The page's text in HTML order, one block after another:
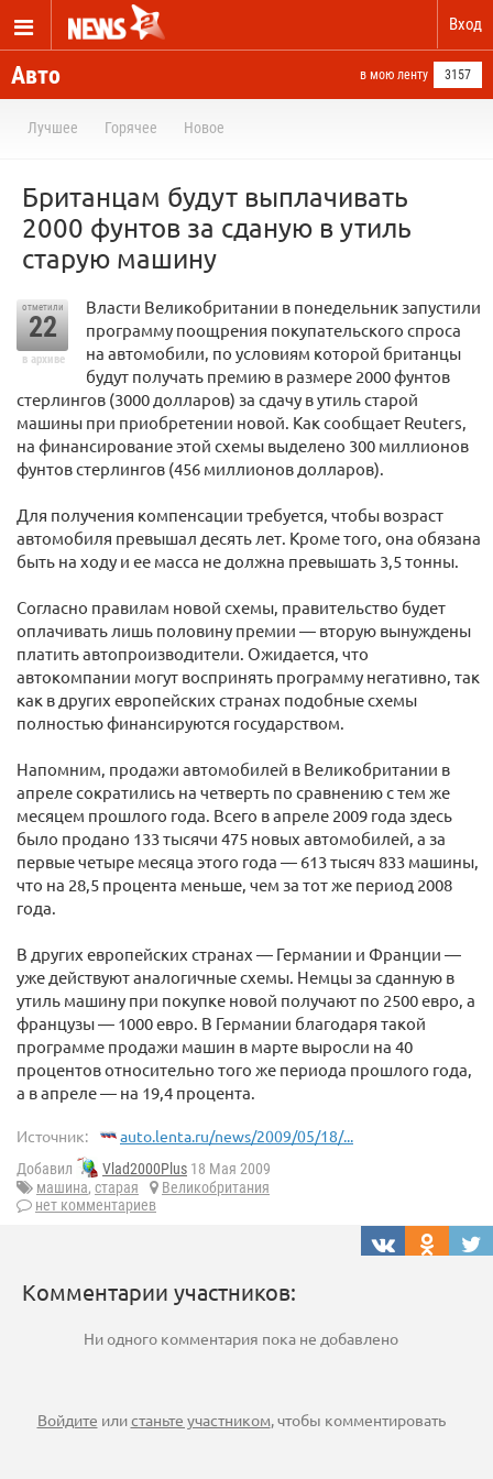
Вход
Авто в мою ленту 3157
Лучшее Горячее Новое
Британцам будут выплачивать
2000 фунтов за сданую в утиль
старую машину
отметили
22
в архиве
Власти Великобритании в понедельник запустили
программу поощрения покупательского спроса
на автомобили, по условиям которой британцы
будут получать премию в размере 2000 фунтов
стерлингов (3000 долларов) за сдачу в утиль старой
машины при приобретении новой. Как сообщает Reuters,
на финансирование этой схемы выделено 300 миллионов
фунтов стерлингов (456 миллионов долларов).
Для получения компенсации требуется, чтобы возраст
автомобиля превышал десять лет. Кроме того, она обязана
быть на ходу и ее масса не должна превышать 3,5 тонны.
Согласно правилам новой схемы, правительство будет
оплачивать лишь половину премии — вторую вынуждены
платить автопроизводители. Ожидается, что
автокомпании могут воспринять программу негативно, так
как в других европейских странах подобные схемы
полностью финансируются государством.
Напомним, продажи автомобилей в Великобритании в
апреле сократились на четверть по сравнению с тем же
месяцем прошлого года. Всего в апреле 2009 года здесь
было продано 133 тысячи 475 новых автомобилей, а за
первые четыре месяца этого года — 613 тысяч 833 машины,
что на 28,5 процента меньше, чем за тот же период 2008
года.
В других европейских странах — Германии и Франции —
уже действуют аналогичные схемы. Немцы за сданную в
утиль машину при покупке новой получают по 2500 евро, а
французы — 1000 евро. В Германии благодаря такой
программе продажи машин в марте выросли на 40
процентов относительно того же периода прошлого года,
а в апреле — на 19,4 процента.
Источник: auto.lenta.ru/news/2009/05/18/...
Добавил Vlad2000Plus 18 Мая 2009
машина, старая
Великобритания
нет комментариев
Комментарии участников:
Ни одного комментария пока не добавлено
Войдите илистаньте участником, чтобы комментировать